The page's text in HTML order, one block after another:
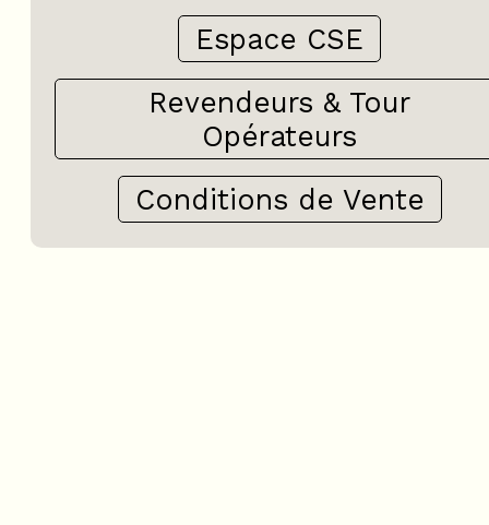
Espace CSE
Revendeurs & Tour
Opérateurs
Conditions de Vente